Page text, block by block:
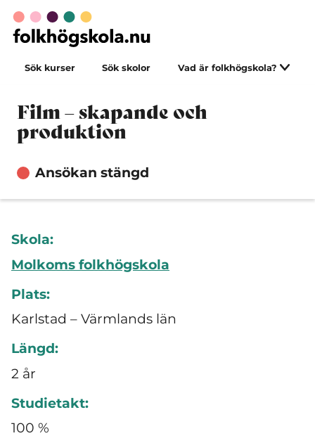
Sök kurser Sök skolor Vad är folkhögskola?
Film – skapande och
produktion
Ansökan stängd
Skola:
Molkoms folkhögskola
Plats:
Karlstad – Värmlands län
Längd:
2 år
Studietakt:
100 %